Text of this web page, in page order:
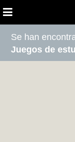
Se han
Juegos de